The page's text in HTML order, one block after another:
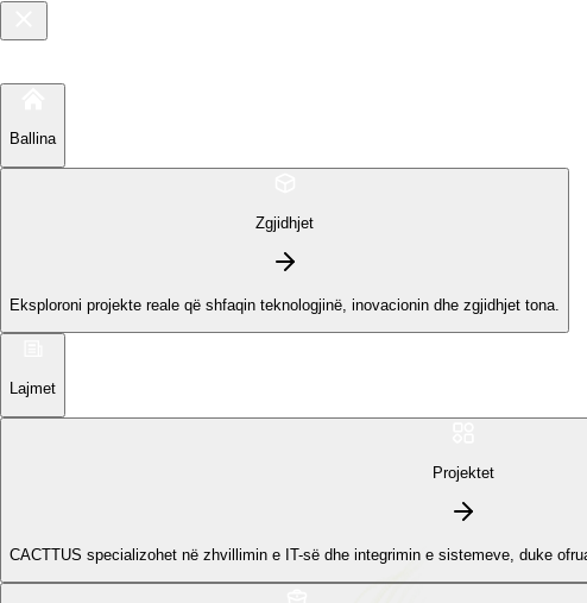
Ballina
Zgjidhjet
Eksploroni projekte reale që shfaqin teknologjinë, inovacionin dhe zgjidhjet tona.
Lajmet
Projektet
CACTTUS specializohet në zhvillimin e IT-së dhe integrimin e sistemeve, duke